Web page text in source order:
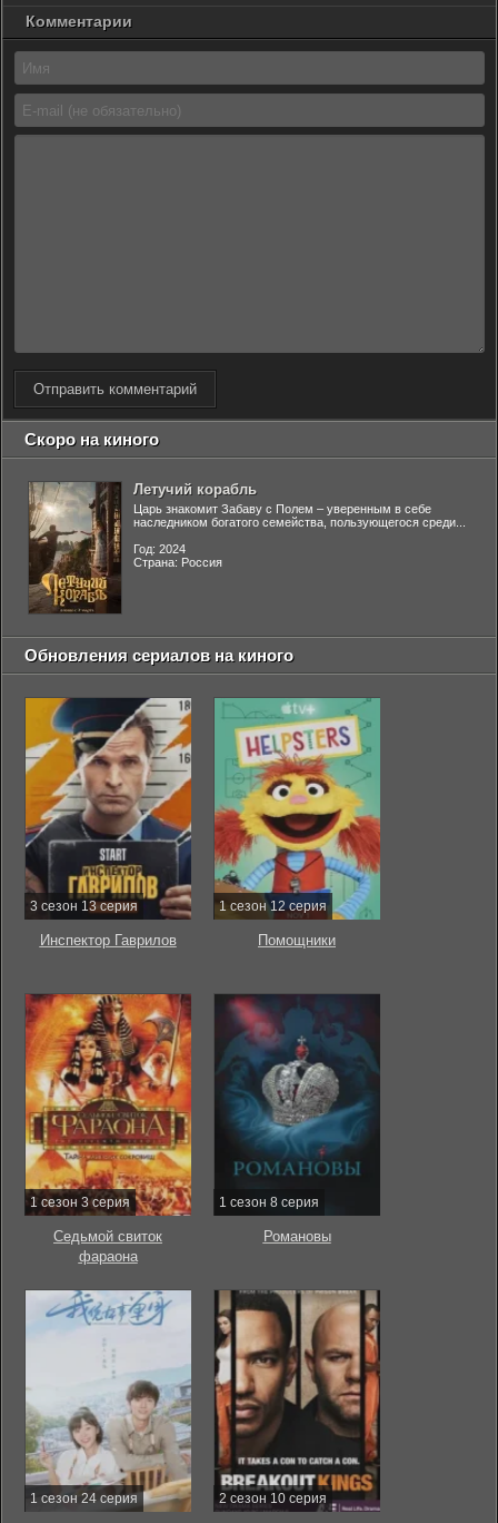
Комментарии
Отправить комментарий
Скоро на киного
Летучий корабль
Царь знакомит Забаву с Полем – уверенным в себе
наследником богатого семейства, пользующегося среди...
Год: 2024
Страна: Россия
Обновления сериалов на киного
3 сезон 13 серия
Инспектор Гаврилов
1 сезон 12 серия
Помощники
1 сезон 3 серия
Седьмой свиток
фараона
1 сезон 8 серия
Романовы
1 сезон 24 серия 2 сезон 10 серия